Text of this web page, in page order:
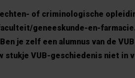
of criminologische
geneeskunde-en-
je zelf een alumnus van de
stukje VUB-geschiedenis niet in